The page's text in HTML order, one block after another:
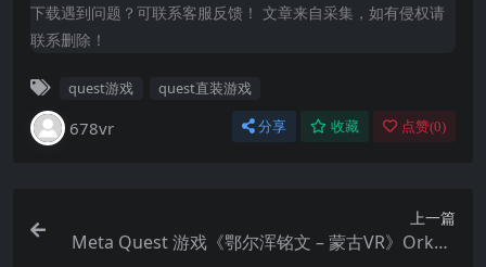
下载遇到问题？可联系客服反馈！ 文章来自采集，如有侵权请
联系删除！
quest游戏 quest直装游戏
678vr 分享 收藏 点赞(0)
上一篇
Meta Quest 游戏《鄂尔浑铭文 – 蒙古VR》Orkho